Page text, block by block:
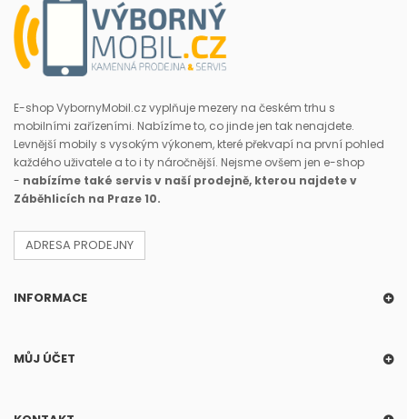
E-shop VybornyMobil.cz vyplňuje mezery na českém trhu s
mobilními zařízeními. Nabízíme to, co jinde jen tak nenajdete.
Levnější mobily s vysokým výkonem, které překvapí na první pohled
každého uživatele a to i ty náročnější. Nejsme ovšem jen e-shop
- nabízíme také servis v naší prodejně, kterou najdete v
Záběhlicích na Praze 10.
ADRESA PRODEJNY
INFORMACE
MŮJ ÚČET